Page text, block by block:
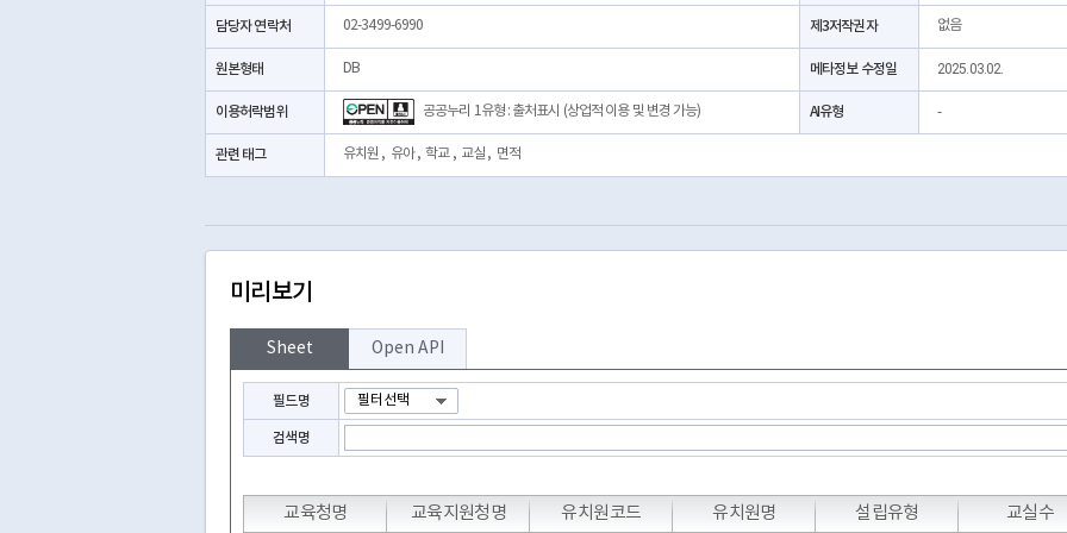
담당자 연락처 02-3499-6990 제3저작권자 없음
원본형태 DB 메타정보 수정일 2025.03.02.
이용허락범위 공공누리 1유형 : 출처표시 (상업적 이용 및 변경 가능) AI유형 -
관련 태그 유치원 , 유아,학교, 교실 , 면적
미리보기
Sheet Open API
필드명
검색명
교육청명 교육지원청명 유치원코드 유치원명 설립유형 교실수